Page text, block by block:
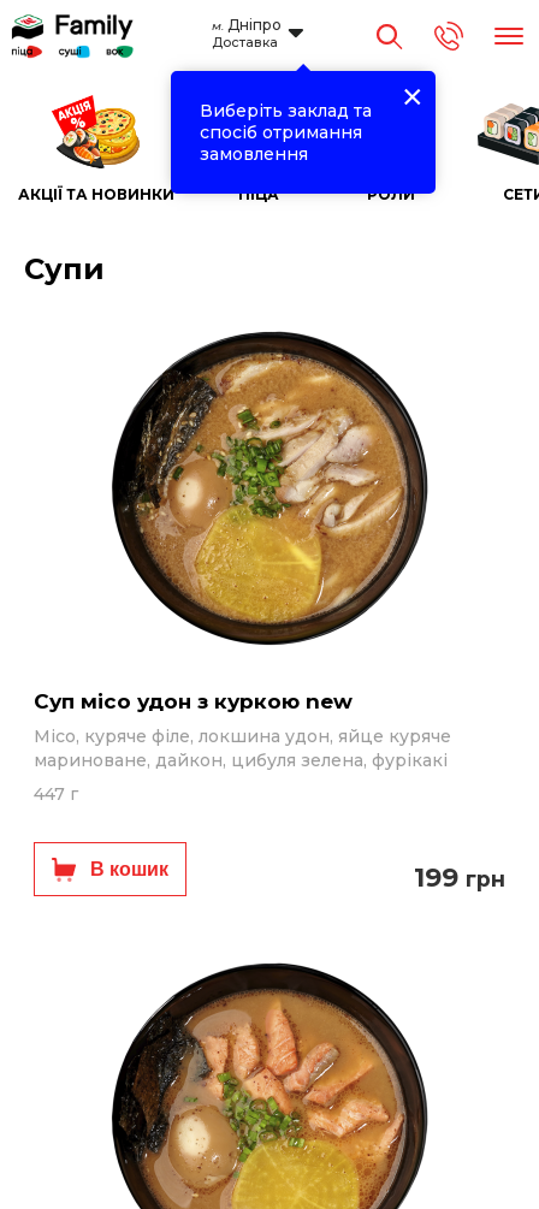
м. Дніпро
Доставка
АКЦІЇ ТА НОВИНКИ ПІЦА РОЛИ
Виберіть заклад та
спосіб отримання
замовлення
×
Супи
Суп місо удон з куркою new
Місо, куряче філе, локшина удон, яйце куряче
мариноване, дайкон, цибуля зелена, фурікакі
447 г
В кошик 199 грн